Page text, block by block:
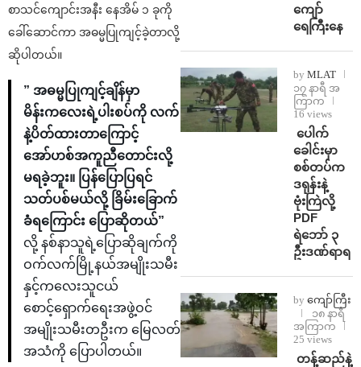
စာသင်ကျောင်းအနီး နေအိမ် ၁ ခုကို
ခေါ်ဆောင်ကာ အဓမ္မပြုကျင့်ခဲ့တာလို့
ဆိုပါတယ်။
” အဓမ္မပြုကျင့်ချိန်မှာ
မိန်းကလေးရဲ့ပါးစပ်ကို လက်
နဲ့ပိတ်ထားတာကြောင့်
အော်ဟစ်အကူညီတောင်းလို့
မရခဲ့ဘူး။ ပြန်ပြောပြရင်
သတ်ပစ်မယ်လို့ ခြိမ်းခြောက်
ခံရကြောင်း ပြောဆိုတယ်”
လို့ နစ်နာသူရဲ့ပြောဆိုချက်ကို
ဝက်လက်မြို့နယ်အမျိုးသမီး
နှင့်ကလေးသူငယ်
စောင့်ရှောက်ရေးအဖွဲ့ဝင်
အမျိုးသမီးတဦးက မြေလတ်
အသံကို ပြောပါတယ်။
ကျော်
ရေကြီးနေ
by MLAT
၁၇ နာရီ အ
ကြာက
16 views
⁩ ⁨ပေါက်
ခေါင်းမှာ
စစ်တပ်က
ဒရုန်းနဲ့
ဗုံးကြဲလို့
PDF
ရဲဘော် ၃
ဦးဒဏ်ရာရ
by ကျော်ကြီး
၁၈ နာရီ
အကြာက
25 views
⁩ ⁨တန့်ဆည်နဲ့